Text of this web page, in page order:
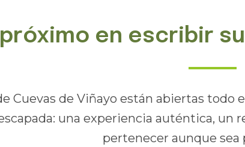
próximo en escribir
Cuevas de Viñayo están abiertas todo
una experiencia auténtica, un
pertenecer aunque sea